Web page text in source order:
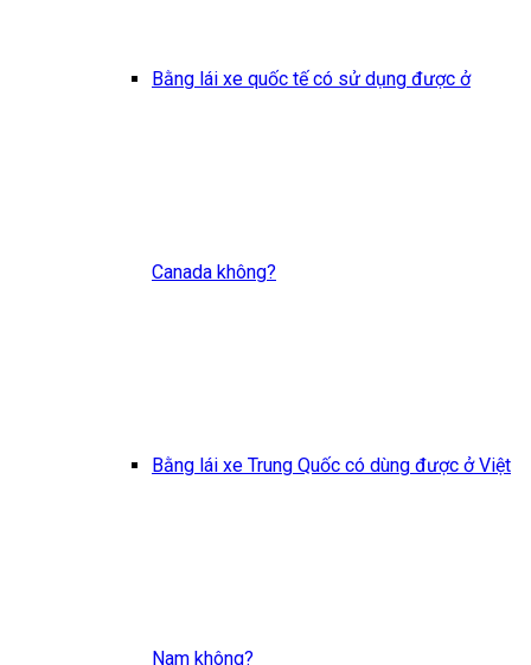
Bằng lái xe quốc tế có sử dụng được ở
Canada không?
Bằng lái xe Trung Quốc có dùng được ở Việt
Nam không?